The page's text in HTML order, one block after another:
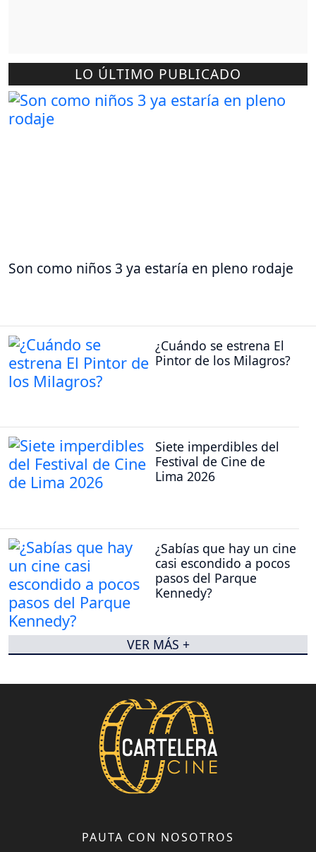
LO ÚLTIMO PUBLICADO
Son como niños 3 ya estaría en pleno rodaje
¿Cuándo se estrena El
Pintor de los Milagros?
Siete imperdibles del
Festival de Cine de
Lima 2026
¿Sabías que hay un cine
casi escondido a pocos
pasos del Parque
Kennedy?
VER MÁS +
PAUTA CON NOSOTROS